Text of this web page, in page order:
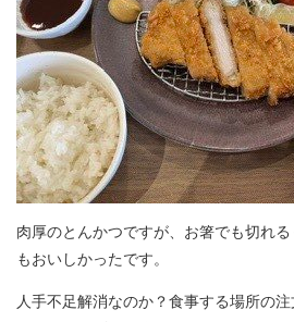
肉厚のとんかつですが、お箸でも切れ
もおいしかったです。
人手不足解消なのか？食事する場所の